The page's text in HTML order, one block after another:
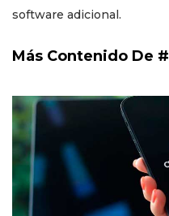
software adicional.
Más Contenido De